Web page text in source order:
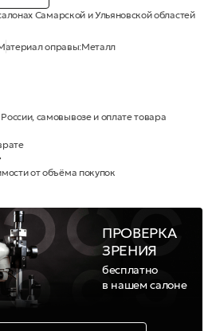
Самарской и Ульяновской областей
оправы:Металл
самовывозе и оплате товара
от объёма покупок
ПРОВЕРКА
ЗРЕНИЯ
бесплатно
в нашем салоне